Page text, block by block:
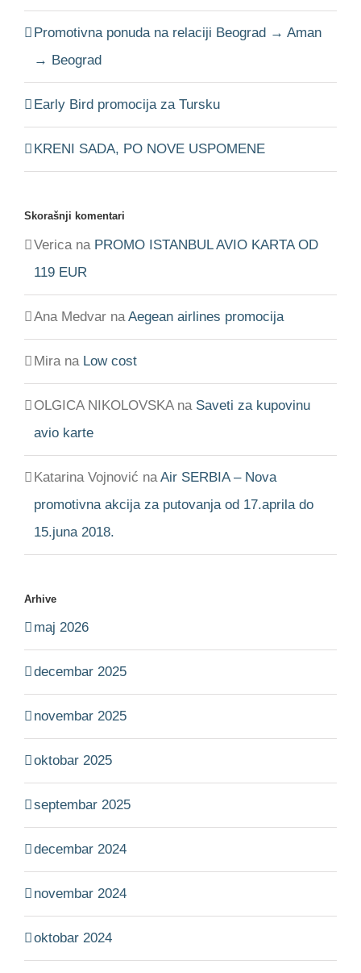
Promotivna ponuda na relaciji Beograd → Aman
→ Beograd
Early Bird promocija za Tursku
KRENI SADA, PO NOVE USPOMENE
Skorašnji komentari
Verica na PROMO ISTANBUL AVIO KARTA OD
119 EUR
Ana Medvar na Aegean airlines promocija
Mira na Low cost
OLGICA NIKOLOVSKAna Saveti za kupovinu
avio karte
Katarina Vojnović na Air SERBIA – Nova
promotivna akcija za putovanja od 17.aprila do
15.juna 2018.
Arhive
maj 2026
decembar 2025
novembar 2025
oktobar 2025
septembar 2025
decembar 2024
novembar 2024
oktobar 2024